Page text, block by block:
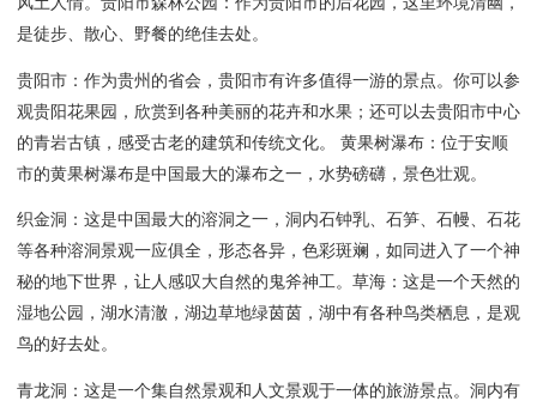
是徒步、散心、野餐的绝佳去处。
贵阳市：作为贵州的省会，贵阳市有许多值得一游的景点。你可以参
观贵阳花果园，欣赏到各种美丽的花卉和水果；还可以去贵阳市中心
的青岩古镇，感受古老的建筑和传统文化。 黄果树瀑布：位于安顺
市的黄果树瀑布是中国最大的瀑布之一，水势磅礴，景色壮观。
织金洞：这是中国最大的溶洞之一，洞内石钟乳、石笋、石幔、石花
等各种溶洞景观一应俱全，形态各异，色彩斑斓，如同进入了一个神
秘的地下世界，让人感叹大自然的鬼斧神工。草海：这是一个天然的
湿地公园，湖水清澈，湖边草地绿茵茵，湖中有各种鸟类栖息，是观
鸟的好去处。
青龙洞：这是一个集自然景观和人文景观于一体的旅游景点。洞内有